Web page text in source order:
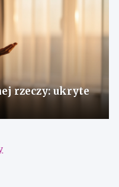
rzeczy: ukryte